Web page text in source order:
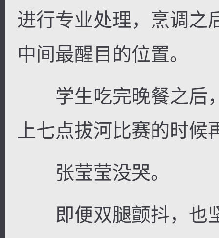
进行专业处理，烹调之
中间最醒目的位置。
学生吃完晚餐之后
上七点拔河比赛的时候
张莹莹没哭。
即便双腿颤抖，也